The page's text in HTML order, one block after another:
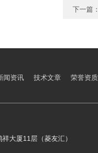
下一篇
闻资讯 技术文章 荣誉资质
大厦11层（菱友汇）